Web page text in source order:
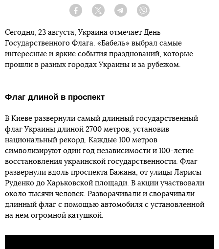
Facebook Twitter Telegram
Сегодня, 23 августа, Украина отмечает День
Государственного Флага. «Бабель» выбрал самые
интересные и яркие события празднований, которые
прошли в разных городах Украины и за рубежом.
Флаг длиной в проспект
В Киеве развернули самый длинный государственный
флаг Украины длиной 2700 метров, установив
национальный рекорд. Каждые 100 метров
символизируют один год независимости и 100-летие
восстановления украинской государственности. Флаг
развернули вдоль проспекта Бажана, от улицы Ларисы
Руденко до Харьковской площади. В акции участвовали
около тысячи человек. Разворачивали и сворачивали
длинный флаг с помощью автомобиля с установленной
на нем огромной катушкой.